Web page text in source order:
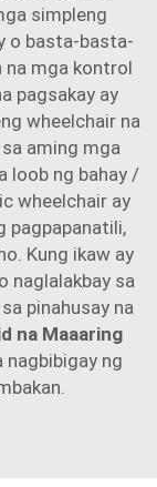
simpleng
o basta-basta-
na mga kontrol
pagsakay ay
wheelchair na
aming mga
loob ng bahay /
wheelchair ay
pagpapanatili,
Kung ikaw ay
naglalakbay sa
pinahusay na
na Maaaring
nagbibigay ng